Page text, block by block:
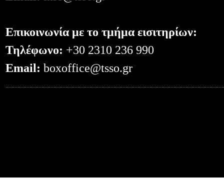
Επικοινωνία με το τμήμα εισιτηρίων:
Τηλέφωνο: +30 2310 236 990
Email: boxoffice@tsso.gr